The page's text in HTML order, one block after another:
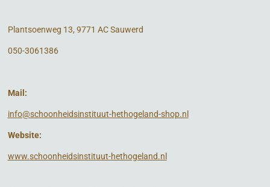
Plantsoenweg 13, 9771 AC Sauwerd
050-3061386
Mail:
info@schoonheidsinstituut-hethogeland-shop.nl
Website:
www.schoonheidsinstituut-hethogeland.nl